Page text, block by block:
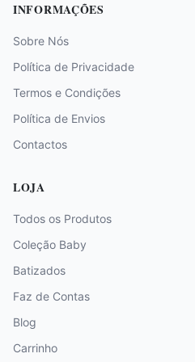
INFORMAÇÕES
Sobre Nós
Política de Privacidade
Termos e Condições
Política de Envios
Contactos
LOJA
Todos os Produtos
Coleção Baby
Batizados
Faz de Contas
Blog
Carrinho